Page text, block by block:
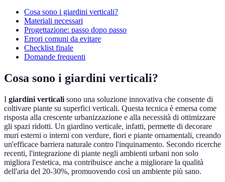
Cosa sono i giardini verticali?
Materiali necessari
Progettazione: passo dopo passo
Errori comuni da evitare
Checklist finale
Domande frequenti
Cosa sono i giardini verticali?
I giardini verticali sono una soluzione innovativa che consente di
coltivare piante su superfici verticali. Questa tecnica è emersa come
risposta alla crescente urbanizzazione e alla necessità di ottimizzare
gli spazi ridotti. Un giardino verticale, infatti, permette di decorare
muri esterni o interni con verdure, fiori e piante ornamentali, creando
un'efficace barriera naturale contro l'inquinamento. Secondo ricerche
recenti, l'integrazione di piante negli ambienti urbani non solo
migliora l'estetica, ma contribuisce anche a migliorare la qualità
dell'aria del 20-30%, promuovendo così un ambiente più sano.